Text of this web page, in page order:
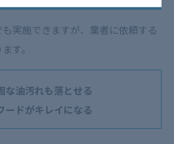
実施できますが、業者に依頼する
す。
な油汚れも落とせる
ードがキレイになる